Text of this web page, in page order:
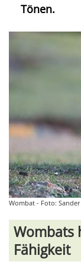
Tönen.
Wombat - Foto:
Wombats
Fähigkeit